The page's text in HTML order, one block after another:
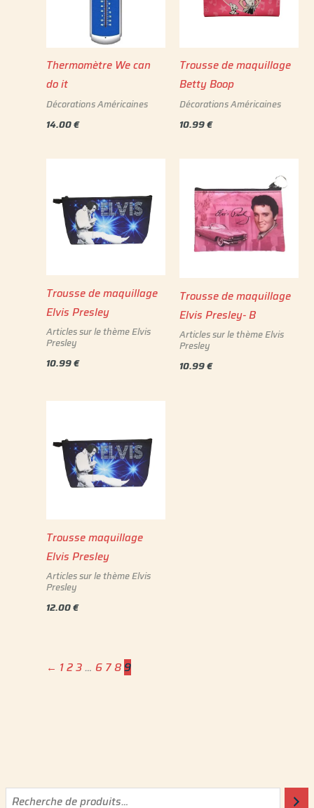
Thermomètre We can
do it
Décorations Américaines
14.00€
Trousse de maquillage
Betty Boop
Décorations Américaines
10.99€
Trousse de maquillage
Elvis Presley
Articles sur le thème Elvis
Presley
10.99€
Trousse de maquillage
Elvis Presley- B
Articles sur le thème Elvis
Presley
10.99€
Trousse maquillage
Elvis Presley
Articles sur le thème Elvis
Presley
12.00€
← 123… 6 789